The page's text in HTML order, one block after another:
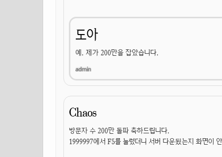
도아
예. 제가 200만을 잡았습니다.
Chaos
방문자 수 200만 돌파 축하드립니다.
1999997에서 F5를 눌렀더니 서버 다운됬는지 화면이